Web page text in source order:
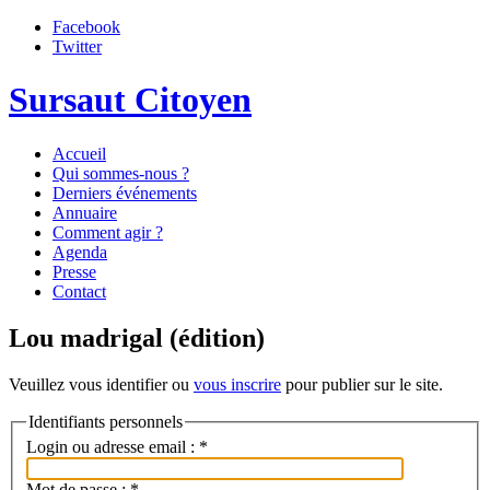
Facebook
Twitter
Sursaut Citoyen
Accueil
Qui sommes-nous ?
Derniers événements
Annuaire
Comment agir ?
Agenda
Presse
Contact
Lou madrigal (édition)
Veuillez vous identifier ou vous inscrire pour publier sur le site.
Identifiants personnels
Login ou adresse email : *